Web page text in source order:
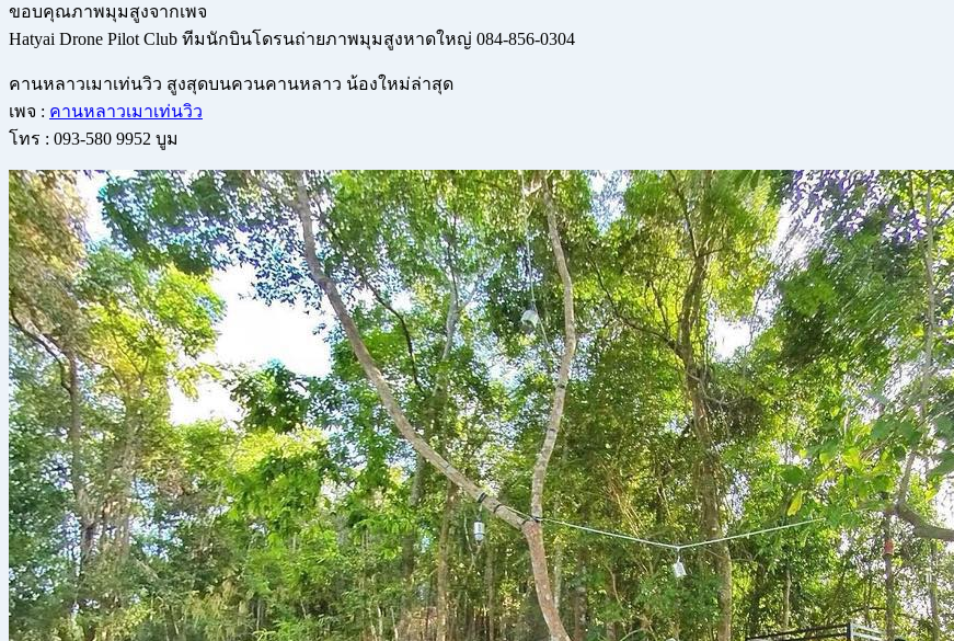
ขอบคุณภาพมุมสูงจากเพจ
Hatyai Drone Pilot Club ทีมนักบินโดรนถ่ายภาพมุมสูงหาดใหญ่ 084-856-0304
คานหลาวเมาเท่นวิว สูงสุดบนควนคานหลาว น้องใหม่ล่าสุด
เพจ : คานหลาวเมาเท่นวิว
โทร : 093-580 9952 บูม